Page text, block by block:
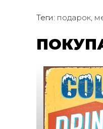
Теги: подарок,